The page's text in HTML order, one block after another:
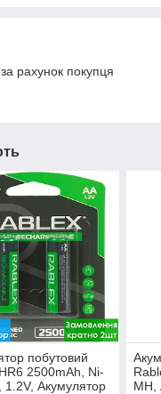
рахунок покупця
побутовий
2500mAh, Ni-
1.2V, Акумулятор
MH,